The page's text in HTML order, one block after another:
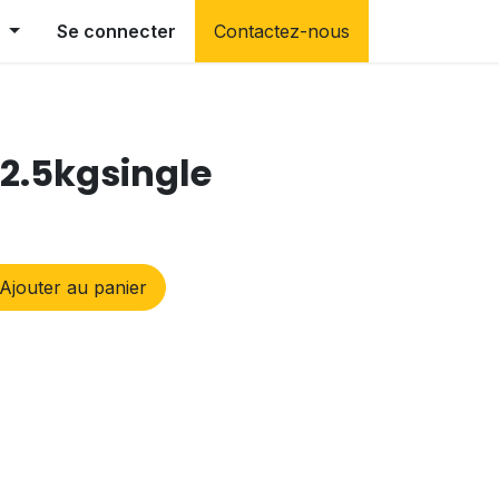
Se connecter Contactez-nous
au panier